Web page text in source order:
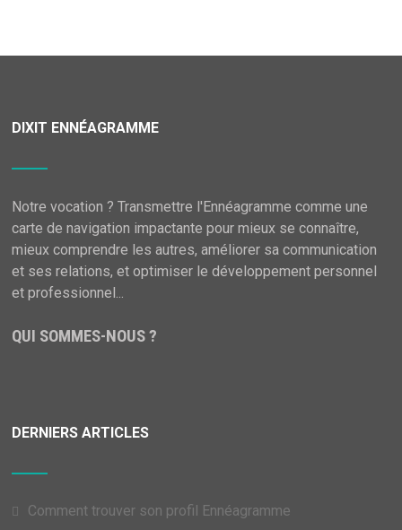
DIXIT ENNÉAGRAMME
Notre vocation ? Transmettre l'Ennéagramme comme une
carte de navigation impactante pour mieux se connaître,
mieux comprendre les autres, améliorer sa communication
et ses relations, et optimiser le développement personnel
et professionnel...
QUI SOMMES-NOUS ?
DERNIERS ARTICLES
Comment trouver son profil Ennéagramme